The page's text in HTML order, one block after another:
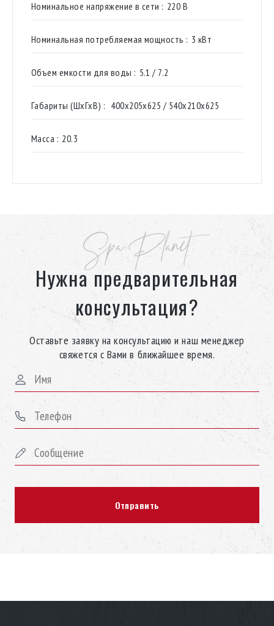
Номинальное напряжение в сети : 220 В
Номинальная потребляемая мощность : 3 кВт
Объем емкости для воды : 5.1 / 7.2
Габариты (ШхГхВ) : 400х205х625 / 540х210х625
Масса : 20.3
Spa Planet
Нужна предварительная
консультация?
Оставьте заявку на консультацию и наш менеджер
свяжется с Вами в ближайшее время.